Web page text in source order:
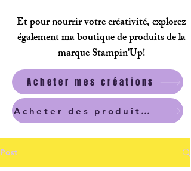
Et pour nourrir votre créativité, explorez
également ma boutique de produits de la
marque Stampin'Up!
Acheter mes créations
Acheter des produits scrapbooking
Post